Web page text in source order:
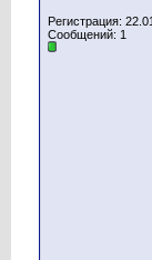
Регистрация:
Сообщений: 1